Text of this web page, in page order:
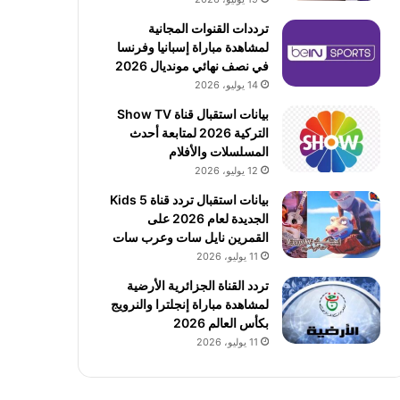
ترددات القنوات المجانية
لمشاهدة مباراة إسبانيا وفرنسا
في نصف نهائي مونديال 2026
14 يوليو، 2026
بيانات استقبال قناة Show TV
التركية 2026 لمتابعة أحدث
المسلسلات والأفلام
12 يوليو، 2026
بيانات استقبال تردد قناة 5 Kids
الجديدة لعام 2026 على
القمرين نايل سات وعرب سات
11 يوليو، 2026
تردد القناة الجزائرية الأرضية
لمشاهدة مباراة إنجلترا والنرويج
بكأس العالم 2026
11 يوليو، 2026